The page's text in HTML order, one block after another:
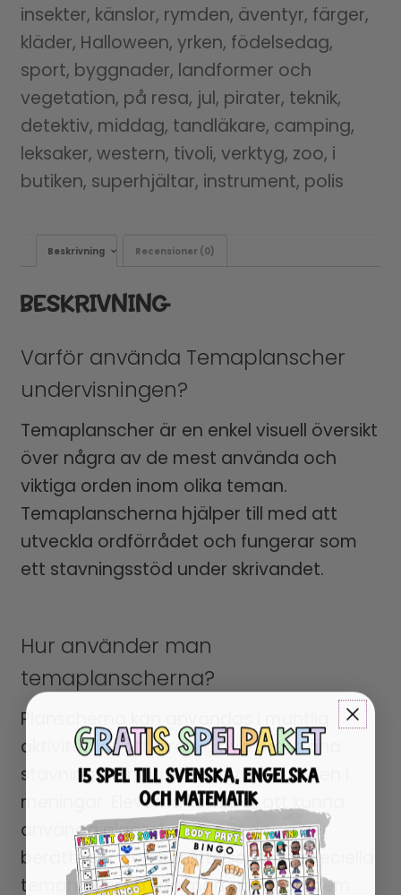
insekter, känslor, rymden, äventyr, färger,
kläder, Halloween, yrken, födelsedag,
sport, byggnader, landformer och
vegetation, på resa, jul, pirater, teknik,
detektiv, middag, tandläkare, camping,
leksaker, western, tivoli, verktyg, zoo, i
butiken, superhjältar, instrument, polis
Beskrivning Recensioner (0)
BESKRIVNING
Varför använda Temaplanscher
undervisningen?
Temaplanscher är en enkel visuell översikt
över några av de mest använda och
viktiga orden inom olika teman.
Temaplanscherna hjälper till med att
utveckla ordförrådet och fungerar som
ett stavningsstöd under skrivandet.
Hur använder man
temaplanscherna?
Planscherna kan användas i muntlig
aktivitet för att lära sig nya ord, träna
stavning muntlig eller använda orden i
meningar. Eleverna kommer att kunna
använda planscherna när de skriver
berättelser och berättelser som speciella
teman, eller så kan man använda dem